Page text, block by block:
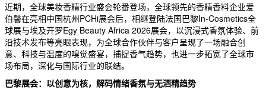
近期，全球美妆香精行业盛会轮番登场，全球领先的香精香料企业爱
伯馨在亮相中国杭州PCHi展会后，相继登陆法国巴黎In-Cosmetics全
球展与埃及开罗Egy Beauty Africa 2026展会，以沉浸式香氛体验、前
沿技术发布等亮眼表现，为全球合作伙伴与客户呈现了一场融合创
意、科技与温度的嗅觉盛宴，捕捉香气趋势，也进一步拓宽了全球市
场布局，深化与国际行业的联结。
巴黎展会：以创意为核，解码情绪香氛与无酒精趋势